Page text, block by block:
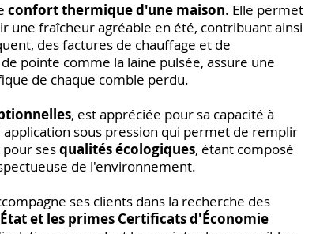
confort thermique d'une maison. Elle permet
fraîcheur agréable en été, contribuant ainsi
des factures de chauffage et de
pointe comme la laine pulsée, assure une
de chaque comble perdu.
, est appréciée pour sa capacité à
sous pression qui permet de remplir
sesqualités écologiques, étant composé
de l'environnement.
ses clients dans la recherche des
et les primes Certificats d'Économie